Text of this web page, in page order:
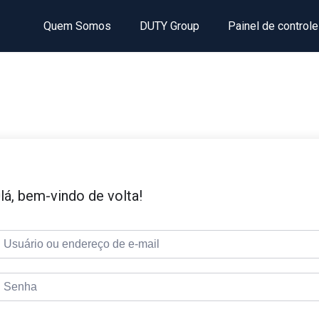
Quem Somos DUTY Group Painel de controle
bem-vindo de volta!